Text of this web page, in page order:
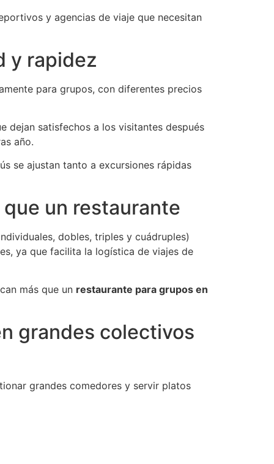
y agencias de viaje que necesitan
y rapidez
para grupos, con diferentes precios
dejan satisfechos a los visitantes después
año.
se ajustan tanto a excursiones rápidas
un restaurante
dobles, triples y cuádruples)
ya que facilita la logística de viajes de
más que un restaurante para grupos en
grandes colectivos
grandes comedores y servir platos